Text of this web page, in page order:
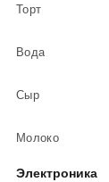
Торт
Вода
Сыр
Молоко
Электроника